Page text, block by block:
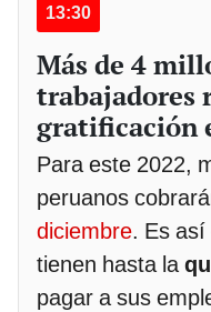
13:30
Más de 4
trabajadores
gratificación
Para este 2022,
peruanos
diciembre. Es
tienen hasta la
pagar a sus